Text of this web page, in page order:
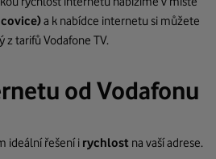
a k nabídce internetu si můžete
tarifů Vodafone TV.
od Vodafonu
ideální řešení i rychlost na vaší adrese.